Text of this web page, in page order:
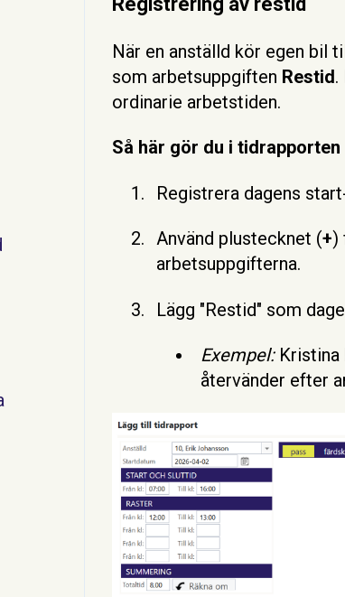
När en anställd kör egen bil
som arbetsuppgiften Restid.
ordinarie arbetstiden.
Så här gör du i tidrapporten
Registrera dagens
Använd plustecknet (+)
arbetsuppgifterna.
Lägg "Restid" som
Exempel:Kristina
återvänder efter